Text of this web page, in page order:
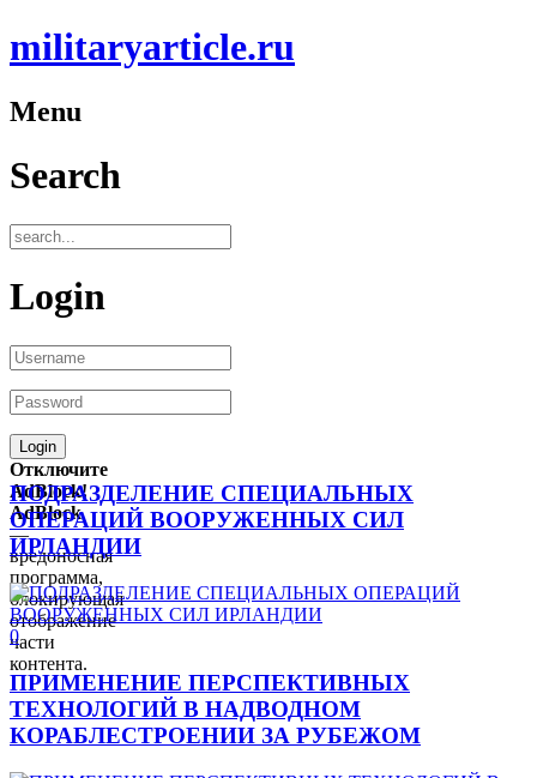
militaryarticle.ru
Menu
Search
Login
Отключите
AdBlock!
AdBlock
—
вредоносная
программа,
блокирующая
отображение
части
контента.
ПОДРАЗДЕЛЕНИЕ СПЕЦИАЛЬНЫХ
ОПЕРАЦИЙ ВООРУЖЕННЫХ СИЛ
ИРЛАНДИИ
0
ПРИМЕНЕНИЕ ПЕРСПЕКТИВНЫХ
ТЕХНОЛОГИЙ В НАДВОДНОМ
КОРАБЛЕСТРОЕНИИ ЗА РУБЕЖОМ